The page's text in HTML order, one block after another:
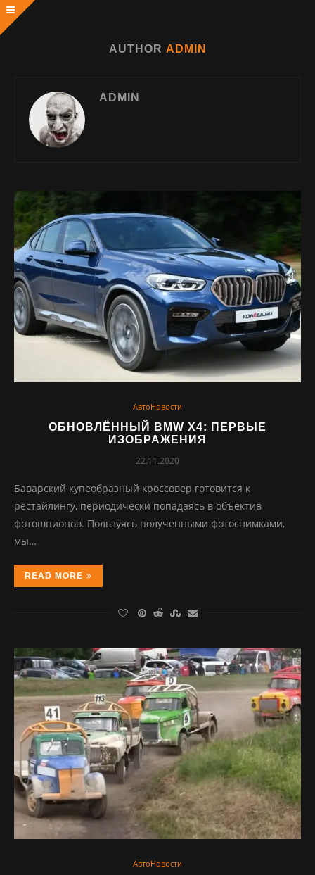
AUTHOR ADMIN
ADMIN
АвтоНовости
ОБНОВЛЁННЫЙ BMW X4: ПЕРВЫЕ
ИЗОБРАЖЕНИЯ
22.11.2020
Баварский купеобразный кроссовер готовится к
рестайлингу, периодически попадаясь в объектив
фотошпионов. Пользуясь полученными фотоснимками,
мы…
READ MORE
АвтоНовости